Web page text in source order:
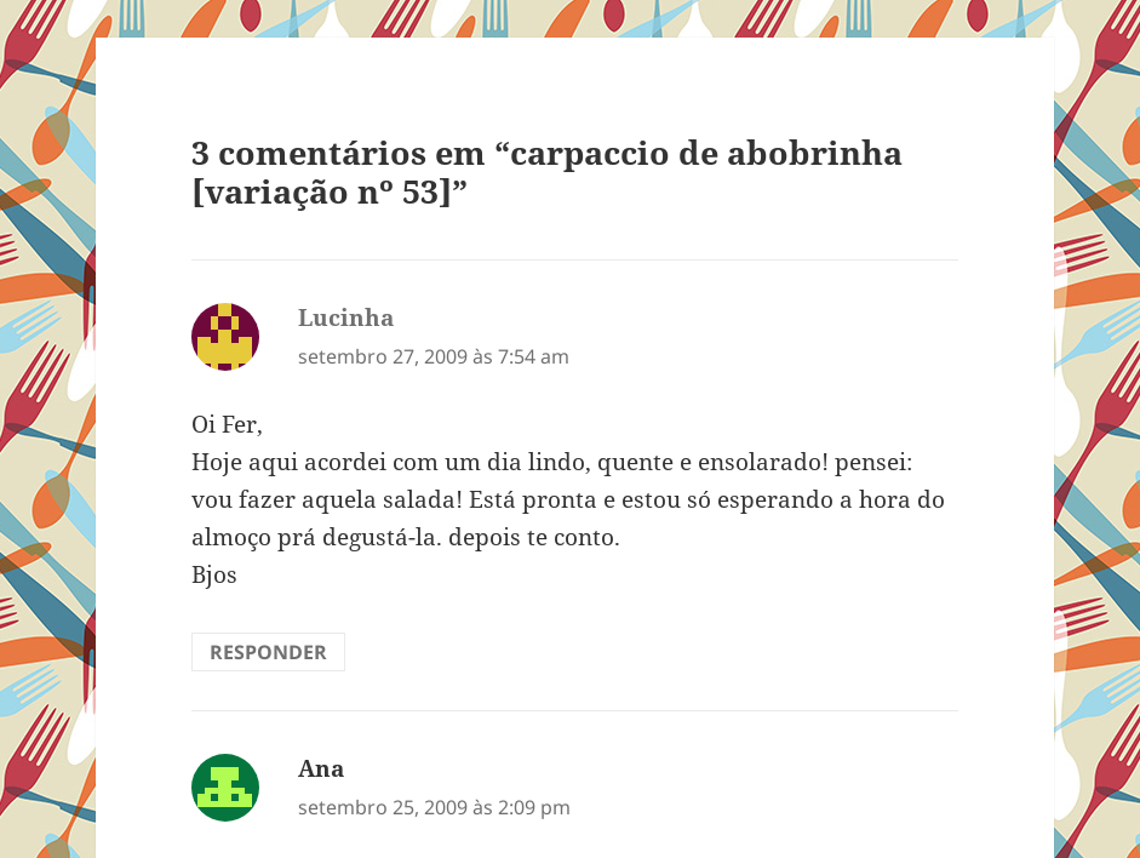
3 comentários em “carpaccio de abobrinha
[variação nº 53]”
Lucinha
setembro 27, 2009 às 7:54 am
Oi Fer,
Hoje aqui acordei com um dia lindo, quente e ensolarado! pensei:
vou fazer aquela salada! Está pronta e estou só esperando a hora do
almoço prá degustá-la. depois te conto.
Bjos
RESPONDER
Ana
setembro 25, 2009 às 2:09 pm